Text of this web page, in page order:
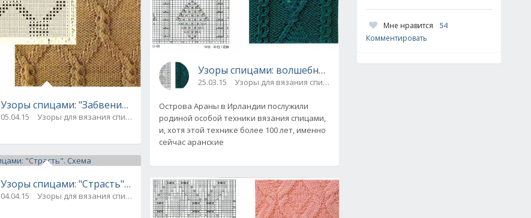
Узоры спицами: "Забвение". Схема
05.04.15 Узоры для вязания спицами
Узоры спицами: "Страсть". Схема
04.04.15 Узоры для вязания спицами
Узоры спицами: волшебные аранские ромбы и цепи. Схема
25.03.15 Узоры для вязания спицами
Острова Араны в Ирландии послужили
родиной особой техники вязания спицами,
и, хотя этой технике более 100 лет, именно
сейчас аранские
Мне нравится
54
Комментировать